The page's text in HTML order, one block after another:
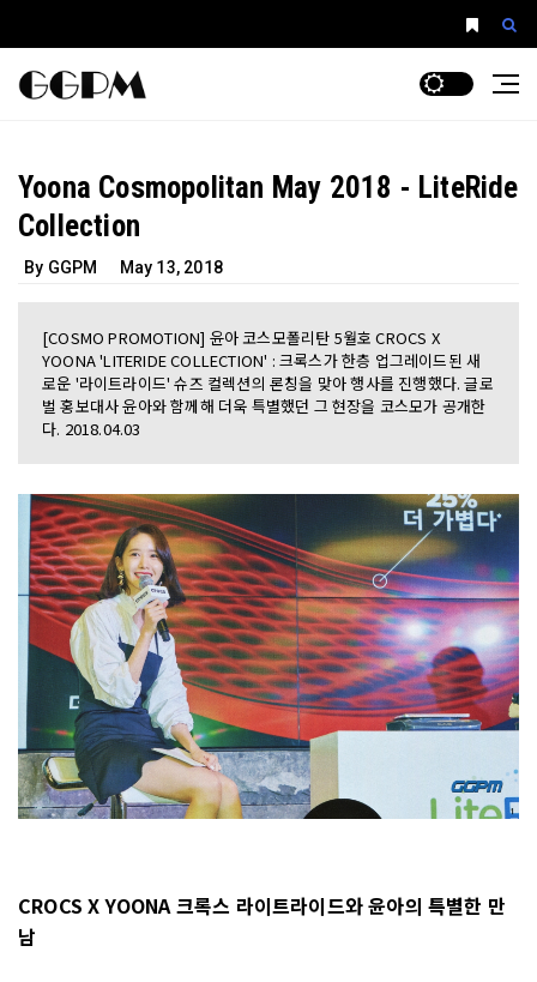
Yoona Cosmopolitan May 2018 - LiteRide
Collection
By GGPM May 13, 2018
[COSMO PROMOTION] 윤아 코스모폴리탄 5월호 CROCS X
YOONA 'LITERIDE COLLECTION' : 크록스가 한층 업그레이드된 새
로운 '라이트라이드' 슈즈 컬렉션의 론칭을 맞아 행사를 진행했다. 글로
벌 홍보대사 윤아와 함께해 더욱 특별했던 그 현장을 코스모가 공개한
다. 2018.04.03
CROCS X YOONA 크록스 라이트라이드와 윤아의 특별한 만
남